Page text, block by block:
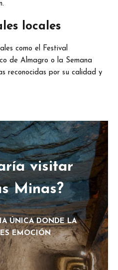
locales
como el Festival
de Almagro o la Semana
reconocidas por su calidad y
visitar
Minas?
ÚNICA DONDE LA
EMOCIÓN